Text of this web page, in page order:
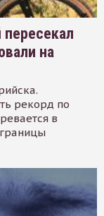
на
рекорд по
в